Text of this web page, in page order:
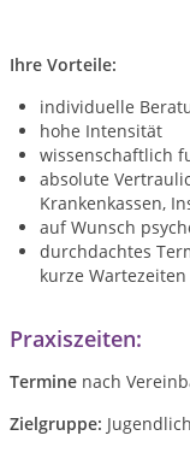
Ihre Vorteile:
individuelle
hohe Intensität
wissenschaftlich
absolute
Krankenkassen,
auf Wunsch
durchdachtes
kurze Wartezeiten
Praxiszeiten:
Termine nach
Zielgruppe: